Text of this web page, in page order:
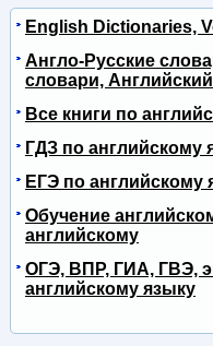
English Dictionaries,
Англо-Русские
словари,
Все книги по
ГДЗ по английскому
ЕГЭ по английскому
Обучение
английскому
ОГЭ, ВПР, ГИА, ГВЭ,
английскому языку